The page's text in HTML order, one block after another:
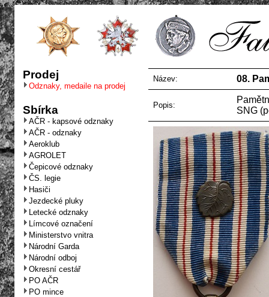
Prodej
Odznaky, medaile na prodej
Sbírka
AČR - kapsové odznaky
AČR - odznaky
Aeroklub
AGROLET
Čepicové odznaky
ČS. legie
Hasiči
Jezdecké pluky
Letecké odznaky
Límcové označení
Ministerstvo vnitra
Národní Garda
Národní odboj
Okresní cestář
PO AČR
PO mince
Název: 08.
Popis:
SNG